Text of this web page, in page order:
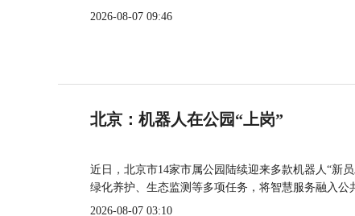
2026-08-07 09:46
北京：机器人在公园“上岗”
近日，北京市14家市属公园陆续迎来多款机器人“新
绿化养护、生态监测等多项任务，将智慧服务融入公
2026-08-07 03:10